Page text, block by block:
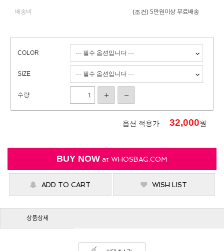
배송비 (조건) 5만원이상 무료배송
COLOR
SIZE
수량
옵션 적용가 32,000원
BUY NOW at WHOSBAG.COM
ADD TO CART WISH LIST
상품상세